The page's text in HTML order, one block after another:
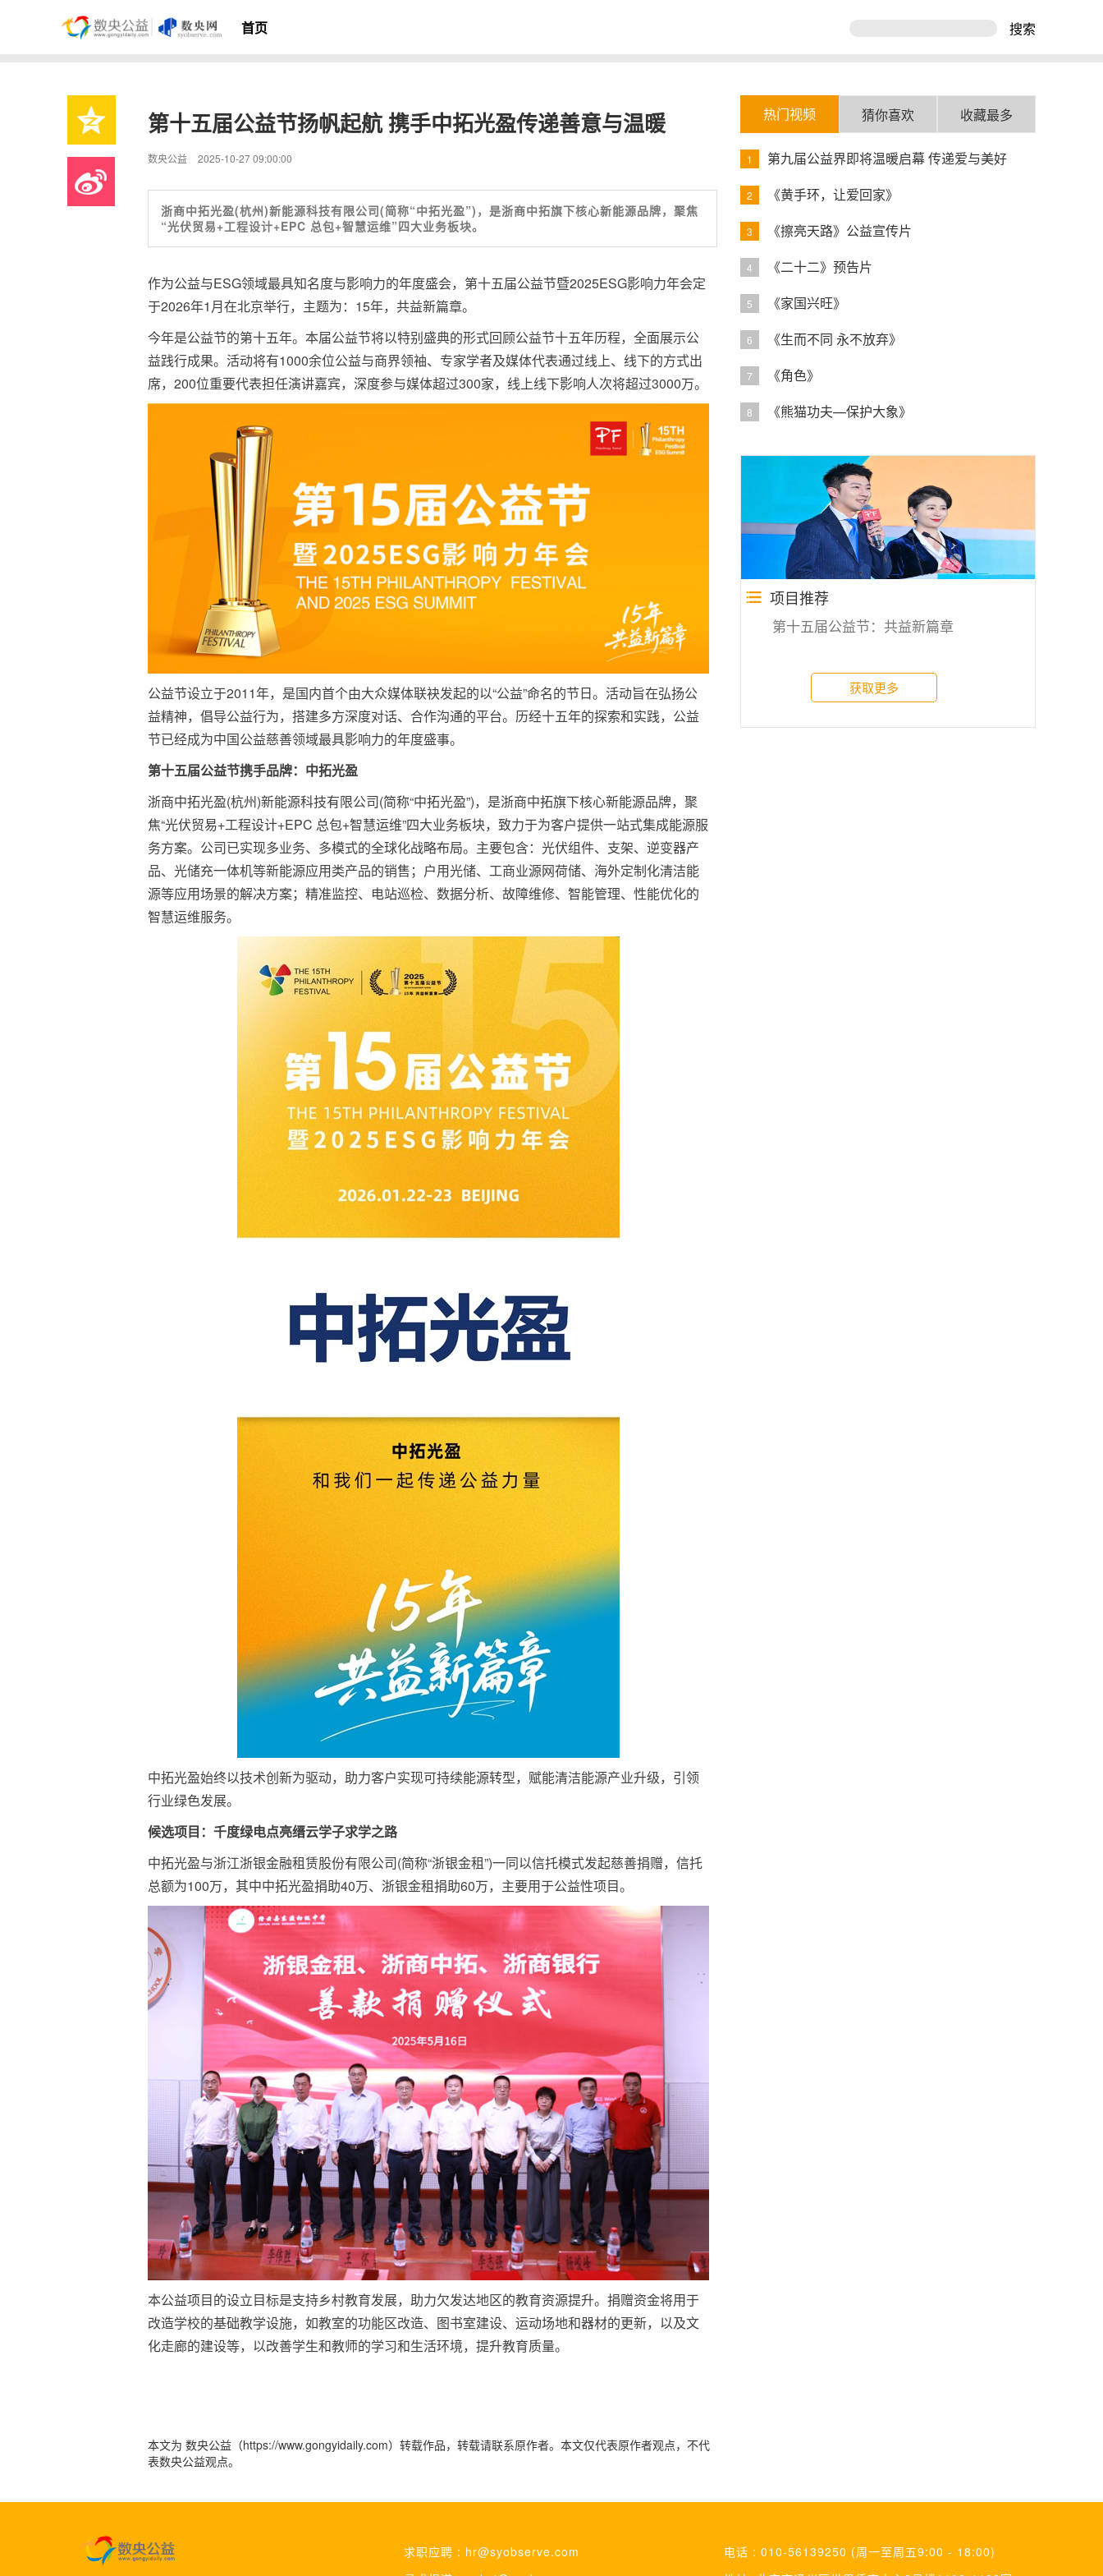
首页 搜索
第十五届公益节扬帆起航 携手中拓光盈传递善意与温暖
数央公益 2025-10-27 09:00:00
浙商中拓光盈(杭州)新能源科技有限公司(简称“中拓光盈”)，是浙商中拓旗下核心新能源品牌，聚焦
“光伏贸易+工程设计+EPC 总包+智慧运维”四大业务板块。
作为公益与ESG领域最具知名度与影响力的年度盛会，第十五届公益节暨2025ESG影响力年会定
于2026年1月在北京举行，主题为：15年，共益新篇章。
今年是公益节的第十五年。本届公益节将以特别盛典的形式回顾公益节十五年历程，全面展示公
益践行成果。活动将有1000余位公益与商界领袖、专家学者及媒体代表通过线上、线下的方式出
席，200位重要代表担任演讲嘉宾，深度参与媒体超过300家，线上线下影响人次将超过3000万。
公益节设立于2011年，是国内首个由大众媒体联袂发起的以“公益”命名的节日。活动旨在弘扬公
益精神，倡导公益行为，搭建多方深度对话、合作沟通的平台。历经十五年的探索和实践，公益
节已经成为中国公益慈善领域最具影响力的年度盛事。
第十五届公益节携手品牌： 中拓光盈
浙商中拓光盈(杭州)新能源科技有限公司(简称“中拓光盈”)，是浙商中拓旗下核心新能源品牌，聚
焦“光伏贸易+工程设计+EPC 总包+智慧运维”四大业务板块，致力于为客户提供一站式集成能源服
务方案。公司已实现多业务、多模式的全球化战略布局。主要包含：光伏组件、支架、逆变器产
品、光储充一体机等新能源应用类产品的销售；户用光储、工商业源网荷储、海外定制化清洁能
源等应用场景的解决方案；精准监控、电站巡检、数据分析、故障维修、智能管理、性能优化的
智慧运维服务。
中拓光盈始终以技术创新为驱动，助力客户实现可持续能源转型，赋能清洁能源产业升级，引领
行业绿色发展。
候选项目：千度绿电点亮缙云学子求学之路
中拓光盈与浙江浙银金融租赁股份有限公司(简称“浙银金租”)一同以信托模式发起慈善捐赠，信托
总额为100万，其中中拓光盈捐助40万、浙银金租捐助60万，主要用于公益性项目。
本公益项目的设立目标是支持乡村教育发展，助力欠发达地区的教育资源提升。捐赠资金将用于
改造学校的基础教学设施，如教室的功能区改造、图书室建设、运动场地和器材的更新，以及文
化走廊的建设等，以改善学生和教师的学习和生活环境，提升教育质量。
本文为 数央公益（https://www.gongyidaily.com）转载作品，转载请联系原作者。本文仅代表原作者观点，不代
表数央公益观点。
热门视频 猜你喜欢 收藏最多
1 第九届公益界即将温暖启幕 传递爱与美好
2 《黄手环，让爱回家》
3 《擦亮天路》公益宣传片
4 《二十二》预告片
5 《家国兴旺》
6 《生而不同 永不放弃》
7 《角色》
8 《熊猫功夫—保护大象》
项目推荐
第十五届公益节：共益新篇章
获取更多
求职应聘 : hr@syobserve.com
电话 : 010-56139250 (周一至周五9:00 - 18:00)